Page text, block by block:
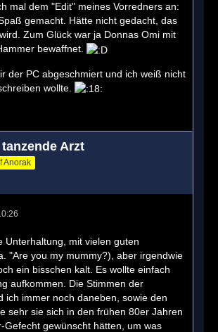
mal dem "Edit" meines Vorredners an:
gemacht. Hätte nicht gedacht, das
Zum Glück war ja Donnas Omi mit
bewaffnet.
der PC abgeschmiert und ich weiß nicht
wollte.
tanzende Arzt
Anorak
Unterhaltung, mit vielen guten
"Are you my mummy?), aber irgendwie
ein bisschen kalt. Es wollte einfach
aufkommen. Die Stimmen der
ich immer noch daneben, sowie den
sehr sie sich in den frühen 80er Jahren
Gefecht gewünscht hätten, um was